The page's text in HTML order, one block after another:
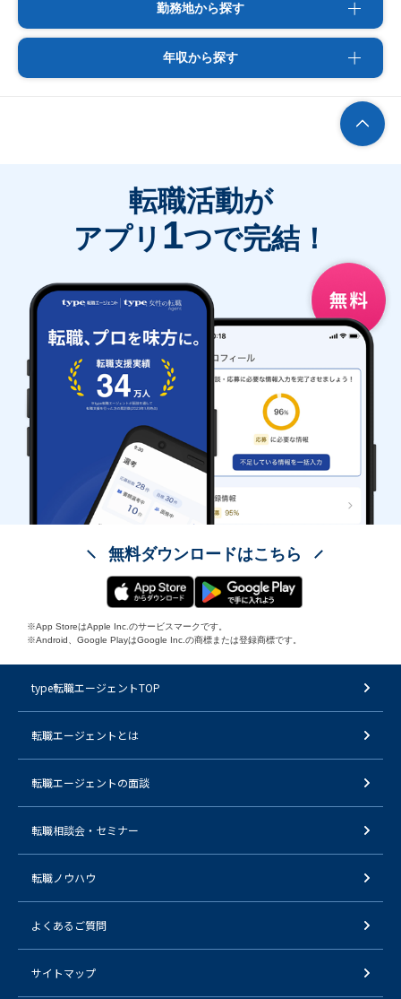
勤務地から探す
年収から探す
転職活動が
アプリ 1つで完結！
無料ダウンロードはこちら
※App StoreはApple Inc.のサービスマークです。
※Android、Google PlayはGoogle Inc.の商標または登録商標です。
type転職エージェントTOP
転職エージェントとは
転職エージェントの面談
転職相談会・セミナー
転職ノウハウ
よくあるご質問
サイトマップ